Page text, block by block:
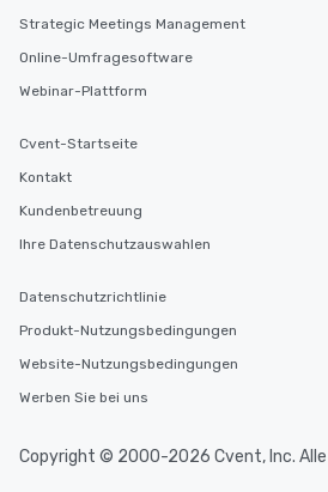
Strategic Meetings Management
Online-Umfragesoftware
Webinar-Plattform
Cvent-Startseite
Kontakt
Kundenbetreuung
Ihre Datenschutzauswahlen
Datenschutzrichtlinie
Produkt-Nutzungsbedingungen
Website-Nutzungsbedingungen
Werben Sie bei uns
Copyright © 2000-2026 Cvent, Inc.